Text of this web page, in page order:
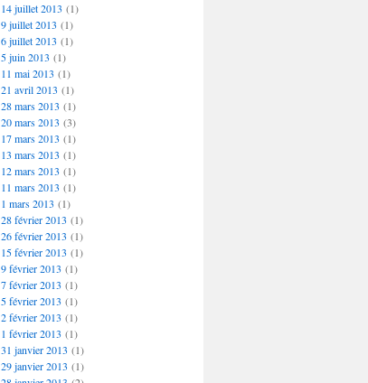
14 juillet 2013 (1)
9 juillet 2013 (1)
6 juillet 2013 (1)
5 juin 2013 (1)
11 mai 2013 (1)
21 avril 2013 (1)
28 mars 2013 (1)
20 mars 2013 (3)
17 mars 2013 (1)
13 mars 2013 (1)
12 mars 2013 (1)
11 mars 2013 (1)
1 mars 2013 (1)
28 février 2013 (1)
26 février 2013 (1)
15 février 2013 (1)
9 février 2013 (1)
7 février 2013 (1)
5 février 2013 (1)
2 février 2013 (1)
1 février 2013 (1)
31 janvier 2013 (1)
29 janvier 2013 (1)